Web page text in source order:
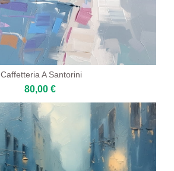
Caffetteria A Santorini
80,00 €